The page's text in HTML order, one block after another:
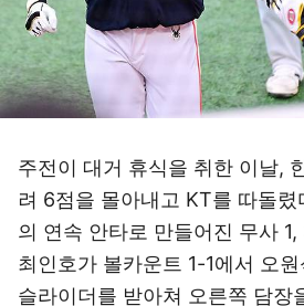
주전이 대거 휴식을 취한 이날,
려 6점을 몰아내고 KT를 따돌렸
의 연속 안타로 만들어진 무사
최인호가 볼카운트 1-1에서 오
슬라이더를 받아쳐 오른쪽 담장